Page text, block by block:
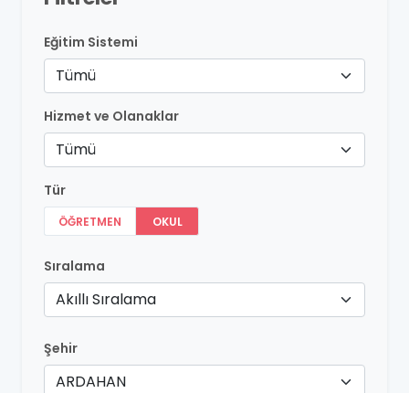
Eğitim Sistemi
Tümü
Hizmet ve Olanaklar
Tümü
Tür
ÖĞRETMEN OKUL
Sıralama
Akıllı Sıralama
Şehir
ARDAHAN